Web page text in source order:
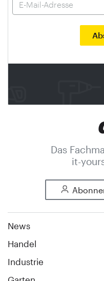
Das
it-
News
Handel
Industrie